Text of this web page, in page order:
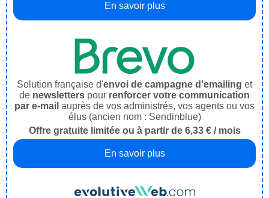
En savoir plus
Solution française d'envoi de campagne d'emailing et
de newsletters pour renforcer votre communication
par e-mail auprès de vos administrés, vos agents ou vos
élus (ancien nom : Sendinblue)
Offre gratuite limitée ou à partir de 6,33 € / mois
En savoir plus